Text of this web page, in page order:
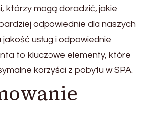
którzy mogą doradzić, jakie
odpowiednie dla naszych
usług i odpowiednie
to kluczowe elementy, które
korzyści z pobytu w SPA.